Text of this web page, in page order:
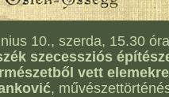
10., szerda, 15.30
szecessziós
vett elemekre
,